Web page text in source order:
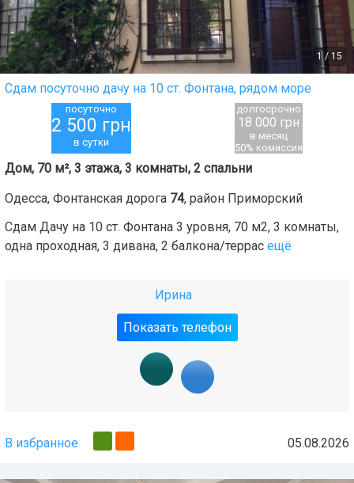
1 / 15
Сдам посуточно дачу на 10 ст. Фонтана, рядом море
посуточно
2 500 грн
в сутки
долгосрочно
18 000 грн
в месяц
50% комиссия
Дом, 70 м², 3 этажа, 3 комнаты, 2 спальни
Одесса, Фонтанская дорога 74, район Приморский
Сдам Дачу на 10 ст. Фонтана 3 уровня, 70 м2, 3 комнаты,
одна проходная, 3 дивана, 2 балкона/террас ещё
Ирина
Показать телефон
В избранное 05.08.2026